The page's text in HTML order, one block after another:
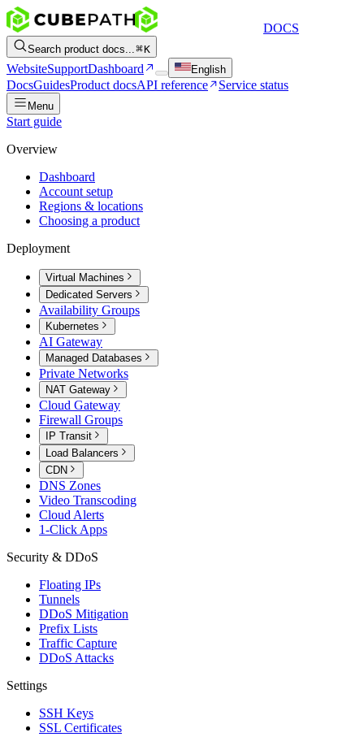
DOCS
Search product docs... K
WebsiteSupportDashboard English
DocsGuidesProduct docsAPI reference Service status
Menu
Start guide
Overview
Dashboard
Account setup
Regions & locations
Choosing a product
Deployment
Virtual Machines
Dedicated Servers
Availability Groups
Kubernetes
AI Gateway
Managed Databases
Private Networks
NAT Gateway
Cloud Gateway
Firewall Groups
IP Transit
Load Balancers
CDN
DNS Zones
Video Transcoding
Cloud Alerts
1-Click Apps
Security & DDoS
Floating IPs
Tunnels
DDoS Mitigation
Prefix Lists
Traffic Capture
DDoS Attacks
Settings
SSH Keys
SSL Certificates